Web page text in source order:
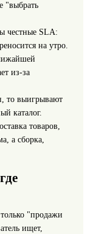
"выбрать
честные SLA:
на утро.
из‑за
то выигрывают
каталог.
товаров,
а сборка,
"продажи
ищет,